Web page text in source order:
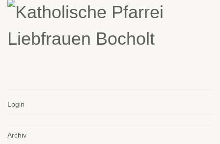
Login
Archiv